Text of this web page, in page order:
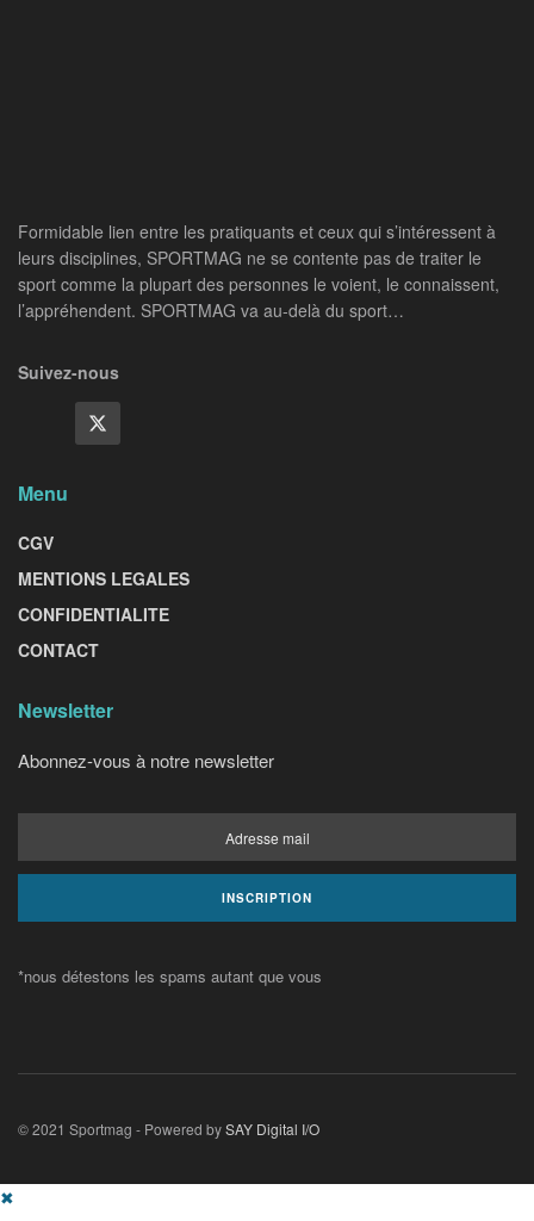
Formidable lien entre les pratiquants et ceux qui s’intéressent à
leurs disciplines, SPORTMAG ne se contente pas de traiter le
sport comme la plupart des personnes le voient, le connaissent,
l’appréhendent. SPORTMAG va au-delà du sport…
Suivez-nous
Menu
CGV
MENTIONS LEGALES
CONFIDENTIALITE
CONTACT
Newsletter
Abonnez-vous à notre newsletter
*nous détestons les spams autant que vous
© 2021 Sportmag - Powered bySAY Digital I/O
✖